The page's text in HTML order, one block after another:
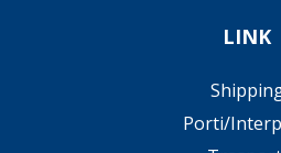
LINK
Porti/